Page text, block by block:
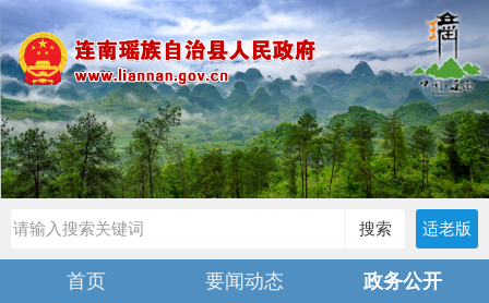
搜索 适老版
首页 要闻动态
政务公开